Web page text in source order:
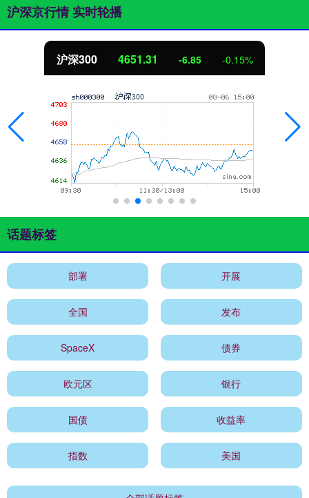
沪深京行情 实时轮播
北证50 1122.88 3.42 0.30%
话题标签
部署 开展
全国 发布
SpaceX 债券
欧元区 银行
国债 收益率
指数 美国